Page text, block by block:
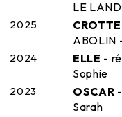
LE
2025
ABOLIN
2024 ELLE -
Sophie
2023 OSCAR
Sarah